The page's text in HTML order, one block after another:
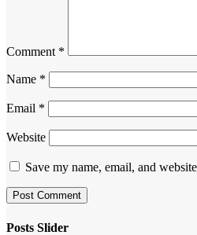
Comment *
Name *
Email *
Website
Save my name, email, and
Posts Slider